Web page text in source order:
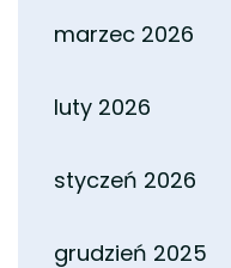
marzec 2026
luty 2026
styczeń 2026
grudzień 2025